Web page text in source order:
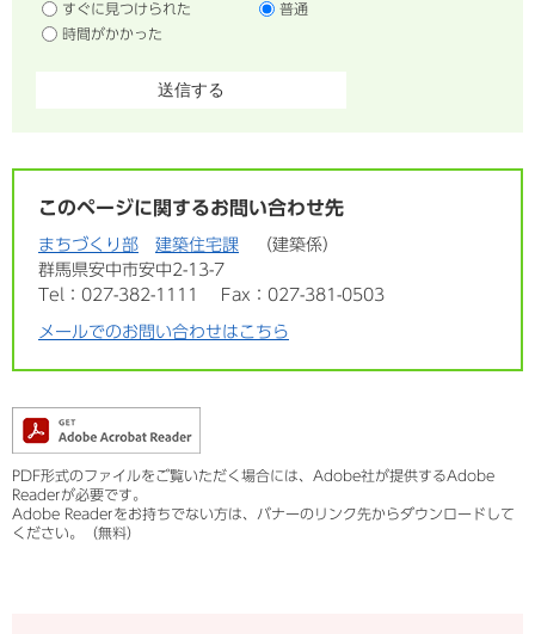
すぐに見つけられた
普通
時間がかかった
このページに関するお問い合わせ先
まちづくり部 建築住宅課
建築係
群馬県安中市安中2-13-7
Tel：027-382-1111
Fax：027-381-0503
メールでのお問い合わせはこちら
PDF形式のファイルをご覧いただく場合には、Adobe社が提供するAdobe
Readerが必要です。
Adobe Readerをお持ちでない方は、バナーのリンク先からダウンロードして
ください。（無料）